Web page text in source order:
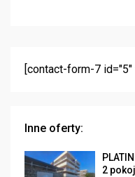
[contact-form-7
Inne oferty:
2